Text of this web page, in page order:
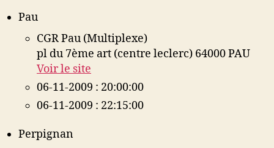
Pau
CGR Pau (Multiplexe)
pl du 7ème art (centre leclerc) 64000 PAU
Voir le site
06-11-2009 : 20:00:00
06-11-2009 : 22:15:00
Perpignan